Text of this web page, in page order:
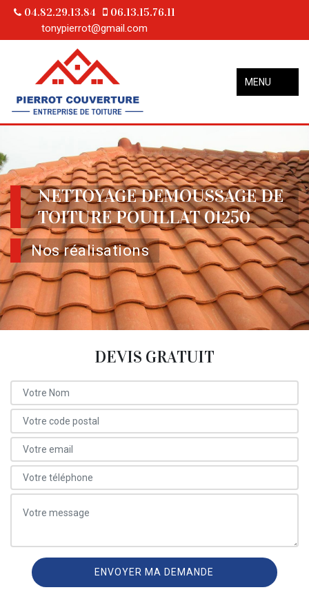
04.82.29.13.84 06.13.15.76.11
tonypierrot@gmail.com
MENU
NETTOYAGE DEMOUSSAGE DE
TOITURE POUILLAT 01250
Nos réalisations
DEVIS GRATUIT